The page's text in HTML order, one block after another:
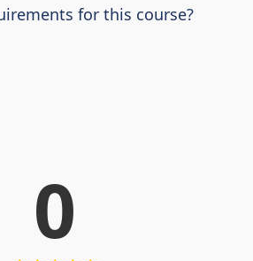
for this course?
0